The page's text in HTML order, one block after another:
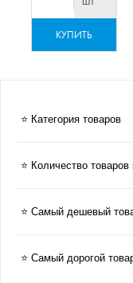
КУПИТЬ
⭐ Категория товаров
⭐ Количество
⭐ Самый дешевый
⭐ Самый дорогой